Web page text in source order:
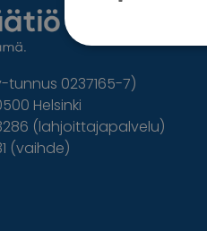
0237165-7)
Helsinki
(lahjoittajapalvelu)
(vaihde)